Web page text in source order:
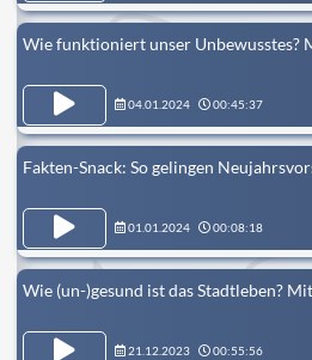
Wie funktioniert unser Unbewusstes?
04.01.2024 00:45:37
Fakten-Snack: So gelingen
01.01.2024 00:08:18
Wie (un-)gesund ist das Stadtleben?
21.12.2023 00:55:56